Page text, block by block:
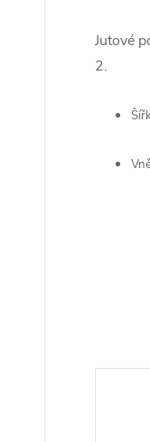
Jutové
2.